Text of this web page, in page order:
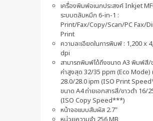
เครื่องพิมพ์อเนกประสงค์ Inkjet
ระบบตลับหมึก 6-in-1 :
Print/Fax/Copy/Scan/PC Fax/
Print
ความละเอียดในการพิมพ์ : 1,200 x
dpi
สามารถพิมพ์ได้ถึงขนาด A3 พิมพ์สี/
ค่าสูงสุด 32/35 ppm (Eco Mode)
28.0/28.0 ipm (ISO Print
ขนาด A4 ถ่ายเอกสารสี/ขาวดำ 16/
(ISO Copy Speed***)
หน้าจอเเบบสัมผัส 2.7″